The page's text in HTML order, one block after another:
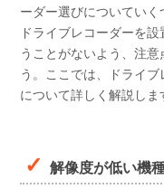
ーダー選びについていく
ドライブレコーダーを
うことがないよう、注
う。ここでは、ドライ
について詳しく解説しま
解像度が低い機